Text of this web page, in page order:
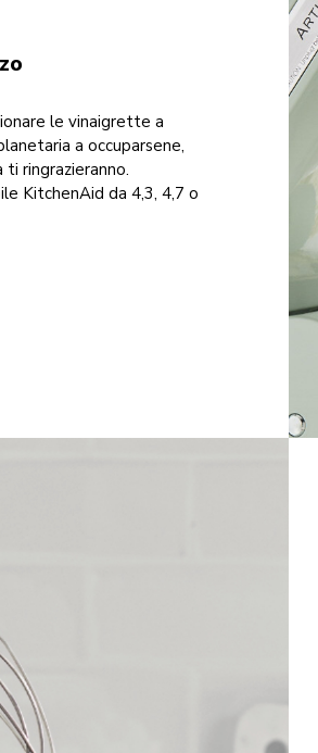
le vinaigrette a
a occuparsene,
ringrazieranno.
KitchenAid da 4,3, 4,7 o